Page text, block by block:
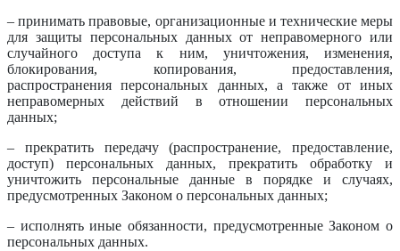
– принимать правовые, организационные и технические меры
для защиты персональных данных от неправомерного или
случайного доступа к ним, уничтожения, изменения,
блокирования, копирования, предоставления,
распространения персональных данных, а также от иных
неправомерных действий в отношении персональных
данных;
– прекратить передачу (распространение, предоставление,
доступ) персональных данных, прекратить обработку и
уничтожить персональные данные в порядке и случаях,
предусмотренных Законом о персональных данных;
– исполнять иные обязанности, предусмотренные Законом о
персональных данных.